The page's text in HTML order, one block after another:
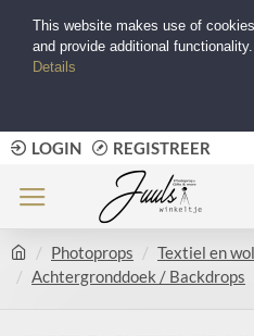
LOGIN REGISTREER
Photoprops
Textiel en wol
Achtergronddoek / Backdrops
This website makes use of
and provide additional functionality.
Details